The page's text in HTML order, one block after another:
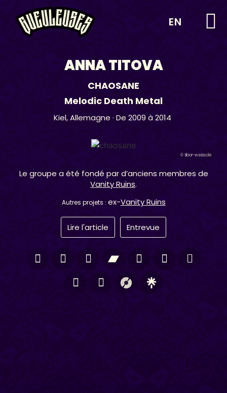
EN
ANNA TITOVA
CHAOSANE
Melodic Death Metal
Kiel,Allemagne · De 2009 à 2014
© tibor-weiss.de
Le groupe a été fondé par d’anciens membres de
Vanity Ruins.
Autres projets : ex-Vanity Ruins
Lire l'article Entrevue